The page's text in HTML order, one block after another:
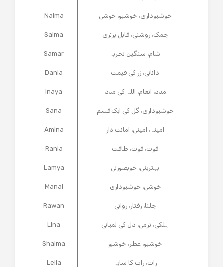
Naima خوشبوداری، خوشبو، خوشی
Salma چمک، روشنی، قابل برتری
Samar شام، سنگین تجربہ
Dania دانائی، زر کی قیمت
Inaya مدد، انعام، اللہ کی مدد
Sana خوشبوداری، گل کی ایک قسم
Amina امینہ، امینی، امانت دار
Rania قوت، قوت، طاقت
Lamya بہترینی، خوبصورتی
Manal خوشی، خوشبوداری
Rawan چلنا، رفتار، روانی
Lina ہلکی، نرمی، دل کی لمبائی
Shaima خوشبو، عطر، خوشبو
Leila رات، رات کا سایہ